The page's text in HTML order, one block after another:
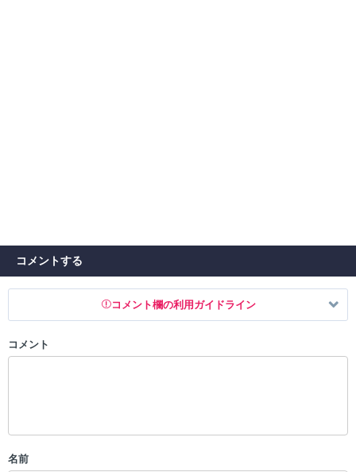
コメントする
コメント欄の利用ガイドライン
以下の書き込みを禁止とし、場合によってはコメント削除や書き込み制
・一度削除された投稿を再び投稿すること
コメント
名前